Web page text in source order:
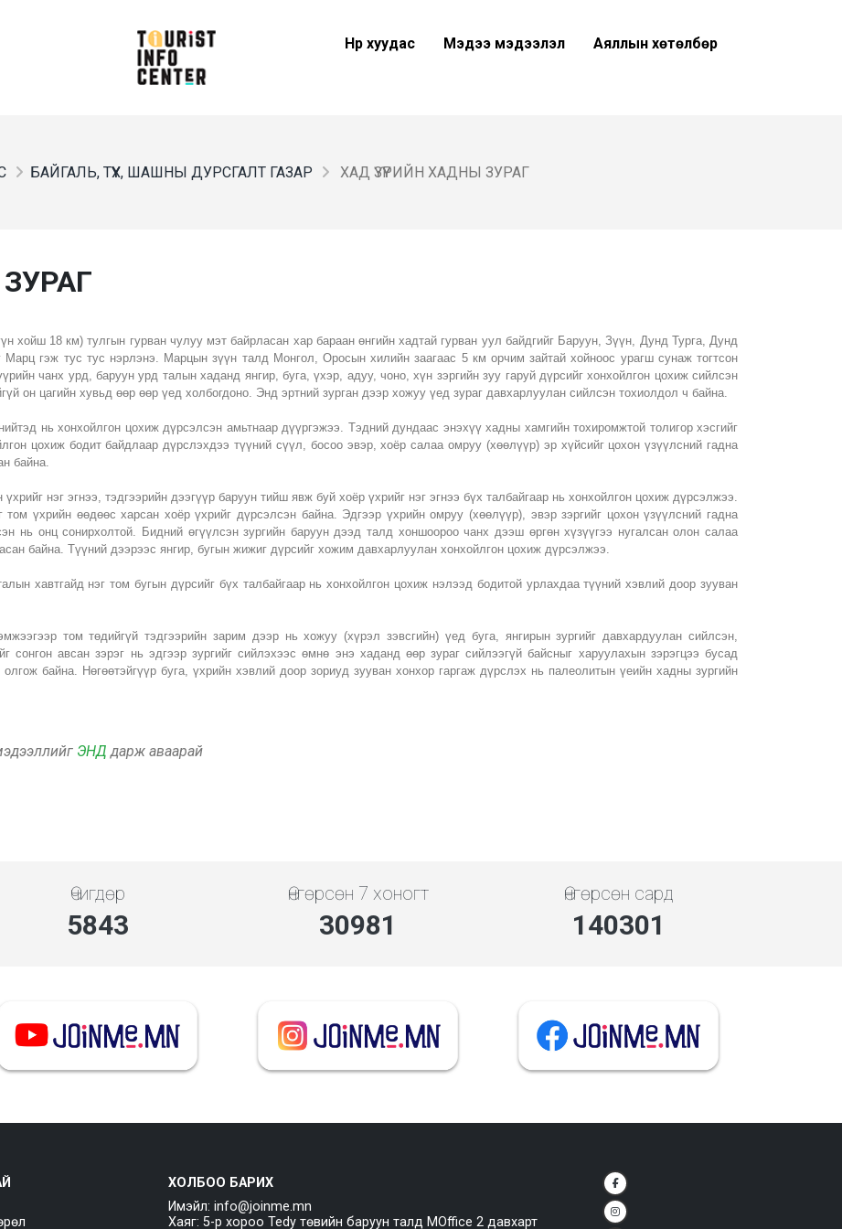
Нүүр хуудас Мэдээ мэдээлэл Аяллын хөтөлбөр
БАЙГАЛЬ, ТҮҮХ, ШАШНЫ ДУРСГАЛТ ГАЗАР ХАД ҮЗҮҮРИЙН ХАДНЫ ЗУРАГ
ЗУРАГ
хойш 18 км) тулгын гурван чулуу мэт байрласан хар бараан өнгийн хадтай гурван уул байдгийг Баруун, Зүүн, Дунд Турга, Дунд
Марц гэж тус тус нэрлэнэ. Марцын зүүн талд Монгол, Оросын хилийн заагаас 5 км орчим зайтай хойноос урагш сунаж тогтсон
чанх урд, баруун урд талын хаданд янгир, буга, үхэр, адуу, чоно, хүн зэргийн зуу гаруй дүрсийг хонхойлгон цохиж сийлсэн
он цагийн хувьд өөр өөр үед холбогдоно. Энд эртний зурган дээр хожуу үед зураг давхарлуулан сийлсэн тохиолдол ч байна.
нь хонхойлгон цохиж дүрсэлсэн амьтнаар дүүргэжээ. Тэдний дундаас энэхүү хадны хамгийн тохиромжтой толигор хэсгийг
цохиж бодит байдлаар дүрслэхдээ түүний сүүл, босоо эвэр, хоёр салаа омруу (хөөлүүр) эр хүйсийг цохон үзүүлсний гадна
байна.
нэг эгнээ, тэдгээрийн дээгүүр баруун тийш явж буй хоёр үхрийг нэг эгнээ бүх талбайгаар нь хонхойлгон цохиж дүрсэлжээ.
үхрийн өөдөөс харсан хоёр үхрийг дүрсэлсэн байна. Эдгээр үхрийн омруу (хөөлүүр), эвэр зэргийг цохон үзүүлсний гадна
нь онц сонирхолтой. Бидний өгүүлсэн зургийн баруун дээд талд хоншоороо чанх дээш өргөн хүзүүгээ нугалсан олон салаа
байна. Түүний дээрээс янгир, бугын жижиг дүрсийг хожим давхарлуулан хонхойлгон цохиж дүрсэлжээ.
хавтгайд нэг том бугын дүрсийг бүх талбайгаар нь хонхойлгон цохиж нэлээд бодитой урлахдаа түүний хэвлий доор зууван
том төдийгүй тэдгээрийн зарим дээр нь хожуу (хүрэл зэвсгийн) үед буга, янгирын зургийг давхардуулан сийлсэн,
авсан зэрэг нь эдгээр зургийг сийлэхээс өмнө энэ хаданд өөр зураг сийлээгүй байсныг харуулахын зэрэгцээ бусад
олгож байна. Нөгөөтэйгүүр буга, үхрийн хэвлий доор зориуд зууван хонхор гаргаж дүрслэх нь палеолитын үеийн хадны зургийн
ЭНД дарж аваарай
Өчигдөр
5843
Өнгөрсөн 7 хоногт
30981
Өнгөрсөн сард
140301
ХОЛБОО БАРИХ
Имэйл: info@joinme.mn
Хаяг: 5-р хороо Tedy төвийн баруун талд MOffice 2 давхарт